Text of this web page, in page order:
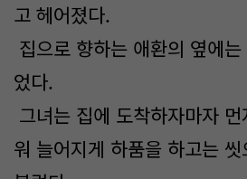
고 헤어졌다.
집으로 향하는 애환의 옆에
었다.
그녀는 집에 도착하자마자
워 늘어지게 하품을 하고는